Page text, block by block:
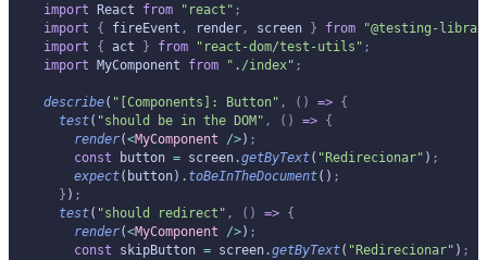
import React from "react" ;
import { fireEvent , render , screen } from "@testing-
import { act } from "react-dom/test-utils" ;
import MyComponent from "./index" ;
describe( "[Components]: Button" , () => {
  test
( "should be in the DOM" , () => {
    render
(<MyComponent />) ;
    const
button = screen.getByText( "Redirecionar" ) ;
    expect
(button) . toBeInTheDocument() ;
  }
) ;
  test
( "should redirect" , () => {
    render
(<MyComponent />) ;
    const
skipButton = screen.getByText( "Redirecionar" ) ;